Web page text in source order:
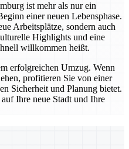
ist mehr als nur ein
einer neuen Lebensphase.
Arbeitsplätze, sondern auch
Highlights und eine
willkommen heißt.
erfolgreichen Umzug. Wenn
profitieren Sie von einer
Sicherheit und Planung bietet.
Ihre neue Stadt und Ihre